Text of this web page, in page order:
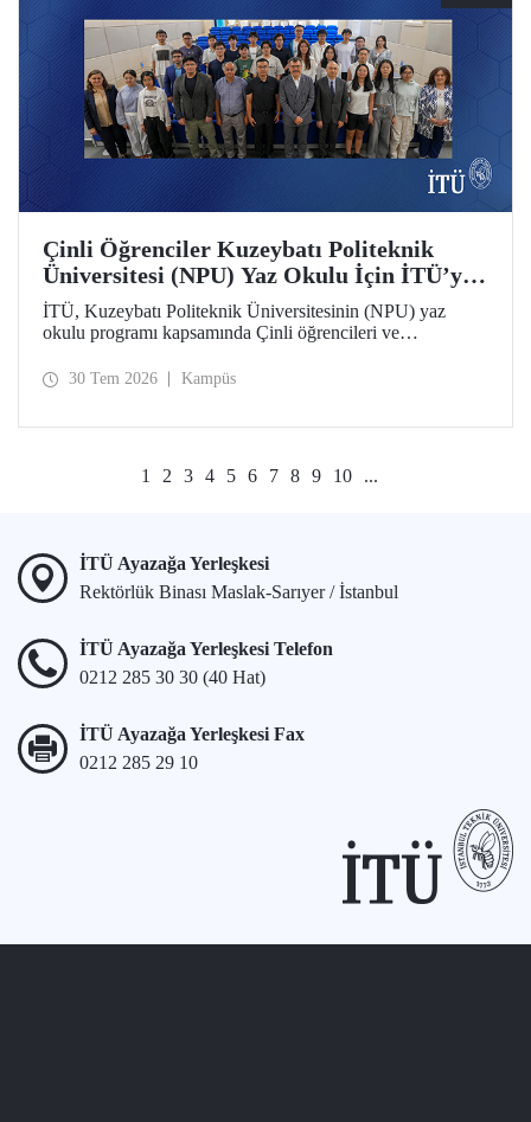
Çinli Öğrenciler Kuzeybatı Politeknik
Üniversitesi (NPU) Yaz Okulu İçin İTÜ’ye
Geldi
İTÜ, Kuzeybatı Politeknik Üniversitesinin (NPU) yaz
okulu programı kapsamında Çinli öğrencileri ve
30 Tem 2026 Kampüs
1 2 3 4 5 6 7 8 9 10 ...
İTÜ Ayazağa Yerleşkesi
Rektörlük Binası Maslak-Sarıyer / İstanbul
İTÜ Ayazağa Yerleşkesi Telefon
0212 285 30 30 (40 Hat)
İTÜ Ayazağa Yerleşkesi Fax
0212 285 29 10